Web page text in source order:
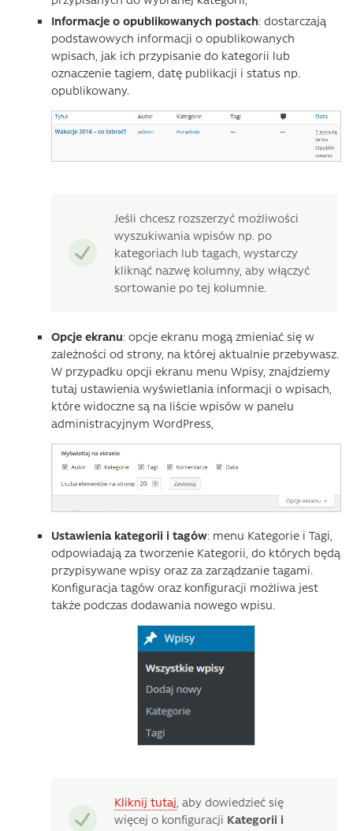
Informacje o opublikowanych postach: dostarczają
podstawowych informacji o opublikowanych
wpisach, jak ich przypisanie do kategorii lub
oznaczenie tagiem, datę publikacji i status np.
opublikowany.
Jeśli chcesz rozszerzyć możliwości
wyszukiwania wpisów np. po
kategoriach lub tagach, wystarczy
kliknąć nazwę kolumny, aby włączyć
sortowanie po tej kolumnie.
Opcje ekranu: opcje ekranu mogą zmieniać się w
zależności od strony, na której aktualnie przebywasz.
W przypadku opcji ekranu menu Wpisy, znajdziemy
tutaj ustawienia wyświetlania informacji o wpisach,
które widoczne są na liście wpisów w panelu
administracyjnym WordPress,
Ustawienia kategorii i tagów: menu Kategorie i Tagi,
odpowiadają za tworzenie Kategorii, do których będą
przypisywane wpisy oraz za zarządzanie tagami.
Konfiguracja tagów oraz konfiguracji możliwa jest
także podczas dodawania nowego wpisu.
Kliknij tutaj, aby dowiedzieć się
więcej o konfiguracji Kategorii i